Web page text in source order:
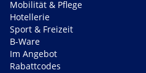
Mobilität & Pflege
Hotellerie
Sport & Freizeit
B-Ware
Im Angebot
Rabattcodes